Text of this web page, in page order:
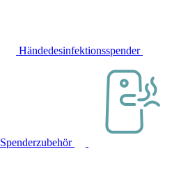
Händedesinfektionsspender
Spenderzubehör